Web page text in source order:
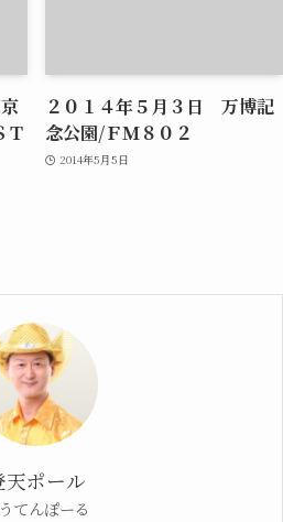
Ｔ
２０１４年５月３日 万博記
念公園/ＦＭ８０２
2014年5月5日
天ポール
てんぽーる